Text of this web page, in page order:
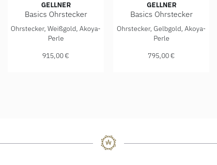
GELLNER
Basics Ohrstecker
Gellner Basics Ohrstecker, Ref: 5-23695-02, Preis: 915,00
Ohrstecker, Weißgold, Akoya-
Perle
915,00 €
GELLNER
Basics Ohrstecker
Gellner Basics Ohrstecker,
Ohrstecker, Gelbgold, Akoya-
Perle
795,00 €